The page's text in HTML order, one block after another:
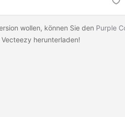
wollen, können Sie den Purple
herunterladen!